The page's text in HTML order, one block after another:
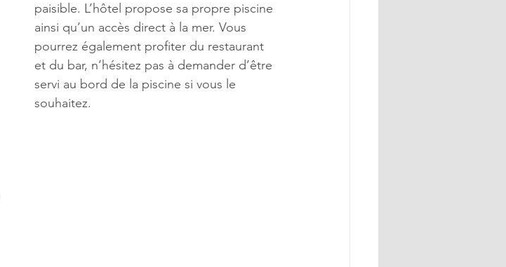
paisible. L’hôtel propose sa propre piscine
ainsi qu’un accès direct à la mer. Vous
pourrez également profiter du restaurant
et du bar, n’hésitez pas à demander d’être
servi au bord de la piscine si vous le
souhaitez.